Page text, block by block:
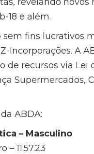
18 e além.
fins lucrativos
Incorporações. A
de recursos via
Supermercados,
ABDA:
– Masculino
11:57.23